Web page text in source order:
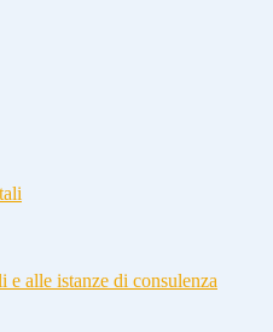
e alle istanze di consulenza